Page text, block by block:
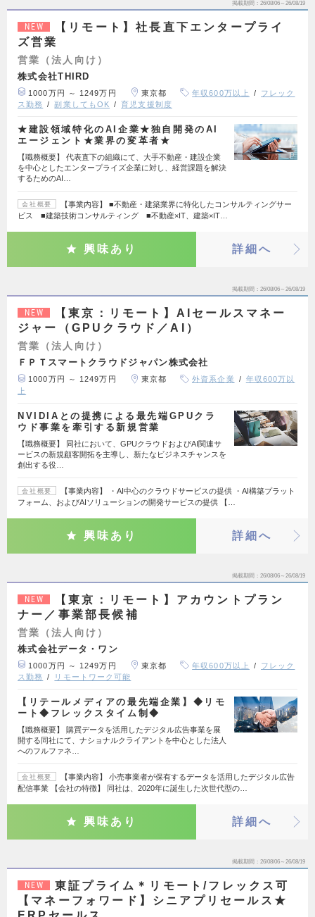
掲載期間 26/08/06～26/08/19
NEW
【リモート】社長直下エンタープライ
ズ営業
営業（法人向け）
株式会社THIRD
1000万円 ～ 1249万円 東京都 年収600万以上
フレック
ス勤務
副業してもOK 育児支援制度
★建設領域特化のAI企業★独自開発のAI
エージェント★業界の変革者★
【職務概要】 代表直下の組織にて、大手不動産・建設企業
を中心としたエンタープライズ企業に対し、経営課題を解決
するためのAI…
会社概要
【事業内容】 ■不動産・建築業界に特化したコンサルティングサー
ビス ■建築技術コンサルティング ■不動産×IT、建築×IT…
興味あり 詳細へ
掲載期間 26/08/06～26/08/19
NEW
【東京：リモート】AIセールスマネー
ジャー（GPUクラウド／AI）
営業（法人向け）
ＦＰＴスマートクラウドジャパン株式会社
1000万円 ～ 1249万円 東京都 外資系企業
年収600万以
上
NVIDIAとの提携による最先端GPUクラ
ウド事業を牽引する新規営業
【職務概要】 同社において、GPUクラウドおよびAI関連サ
ービスの新規顧客開拓を主導し、新たなビジネスチャンスを
創出する役…
会社概要
【事業内容】 ・AI中心のクラウドサービスの提供 ・AI構築プラット
フォーム、およびAIソリューションの開発サービスの提供 【…
興味あり 詳細へ
掲載期間 26/08/06～26/08/19
NEW
【東京：リモート】アカウントプラン
ナー／事業部長候補
営業（法人向け）
株式会社データ・ワン
1000万円 ～ 1249万円 東京都 年収600万以上
フレック
ス勤務
リモートワーク可能
【リテールメディアの最先端企業】◆リモ
ート◆フレックスタイム制◆
【職務概要】 購買データを活用したデジタル広告事業を展
開する同社にて、ナショナルクライアントを中心とした法人
へのフルファネ…
会社概要
【事業内容】 小売事業者が保有するデータを活用したデジタル広告
配信事業 【会社の特徴】 同社は、2020年に誕生した次世代型の…
興味あり 詳細へ
掲載期間 26/08/06～26/08/19
NEW
東証プライム＊リモート/フレックス可
【マネーフォワード】シニアプリセールス★